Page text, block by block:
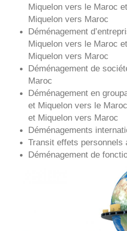
Miquelon vers le Maroc
Miquelon vers Maroc
Déménagement
Miquelon vers le Maroc
Miquelon vers Maroc
Déménagement de
Maroc
Déménagement en
et Miquelon vers le
et Miquelon vers Maroc
Déménagements
Transit effets personnels
Déménagement de